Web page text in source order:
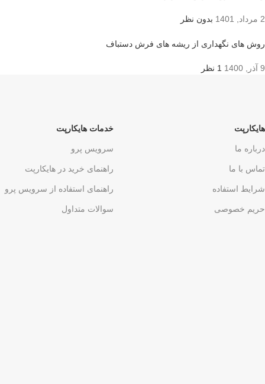
2 مرداد, 1401 بدون نظر
روش های نگهداری از ریشه های فرش دستباف
9 آذر, 1400 1 نظر
هایکارپت
درباره ما
تماس با ما
شرایط استفاده
حریم خصوصی
خدمات هایکارپت
سرویس پرو
راهنمای خرید در هایکارپت
راهنمای استفاده از سرویس پرو
سوالات متداول